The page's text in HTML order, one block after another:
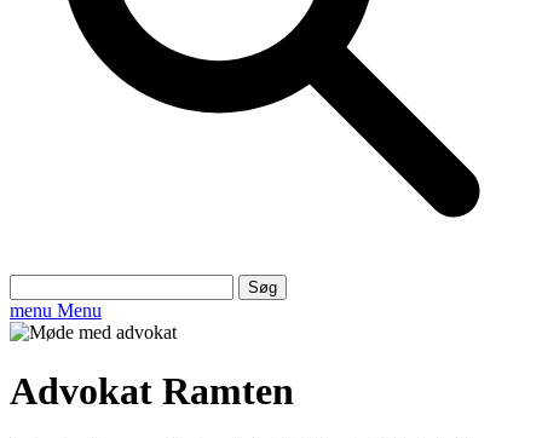
efter:
menu Menu
Advokat Ramten